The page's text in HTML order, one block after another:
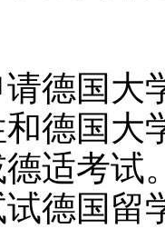
国大
德国大
适考试
德国留